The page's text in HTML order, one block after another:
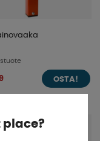
OSTA!
place?